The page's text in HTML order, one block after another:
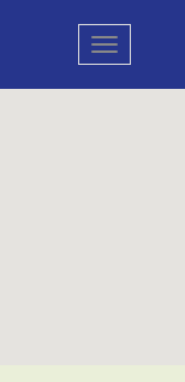
Toggle
navigation